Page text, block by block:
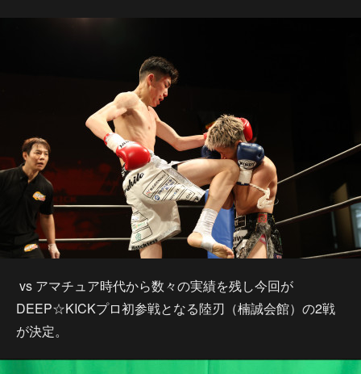
vs アマチュア時代から数々の実績を残し今回が
DEEP☆KICKプロ初参戦となる陸刃（楠誠会館）の2戦
が決定。